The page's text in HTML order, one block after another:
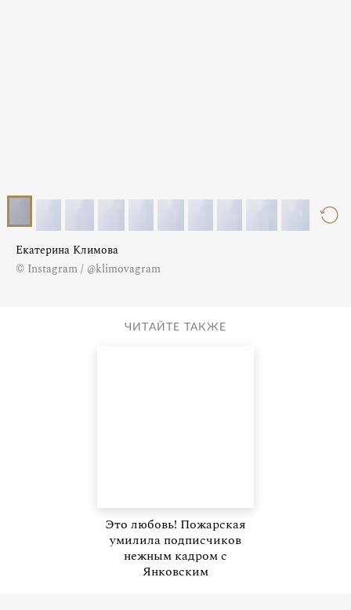
Екатерина Климова
© Instagram / @klimovagram
ЧИТАЙТЕ ТАКЖЕ
Это любовь! Пожарская
умилила подписчиков
нежным кадром с
Янковским